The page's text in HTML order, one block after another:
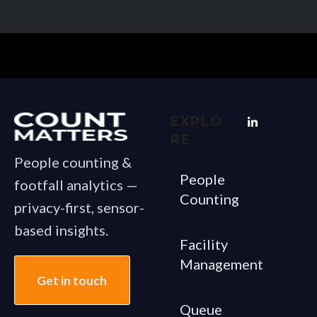
People counting &
footfall analytics —
privacy-first, sensor-
based insights.
Get in touch
People
Counting
Facility
Management
Queue